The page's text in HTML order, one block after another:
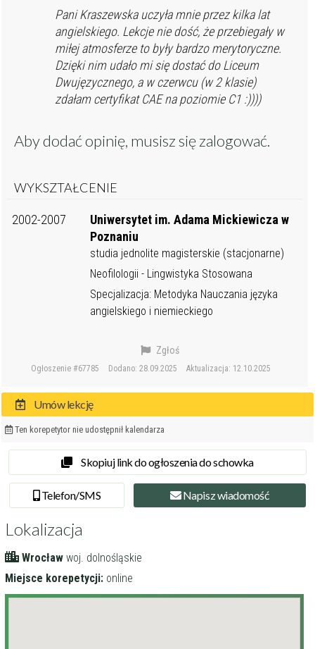
Pani Kraszewska uczyła mnie przez kilka lat
angielskiego. Lekcje nie dość, że przebiegały w
miłej atmosferze to były bardzo merytoryczne.
Dzięki nim udało mi się dostać do Liceum
Dwujęzycznego, a w czerwcu (w 2 klasie)
zdałam certyfikat CAE na poziomie C1 :))))
Aby dodać opinię, musisz sięzalogować.
WYKSZTAŁCENIE
2002-2007
Uniwersytet im. Adama Mickiewicza w
Poznaniu
studia jednolite magisterskie (stacjonarne)
Neofilologii - Lingwistyka Stosowana
Specjalizacja: Metodyka Nauczania języka
angielskiego i niemieckiego
Ogłoszenie #67785 Dodano: 28.09.2025 Aktualizacja: 12.10.2025
Zgłoś
Umów lekcję
Ten korepetytor nie udostępnił kalendarza
Skopiuj link do ogłoszenia do schowka
Telefon/SMS Napiszwiadomość
Lokalizacja
Wrocław woj. dolnośląskie
Miejsce korepetycji: online